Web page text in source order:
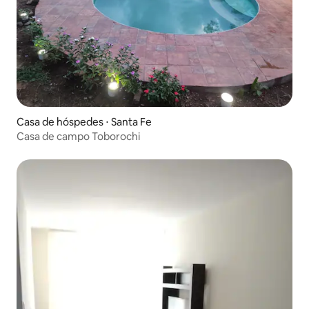
Casa de hóspedes ⋅ Santa Fe
Casa de campo Toborochi